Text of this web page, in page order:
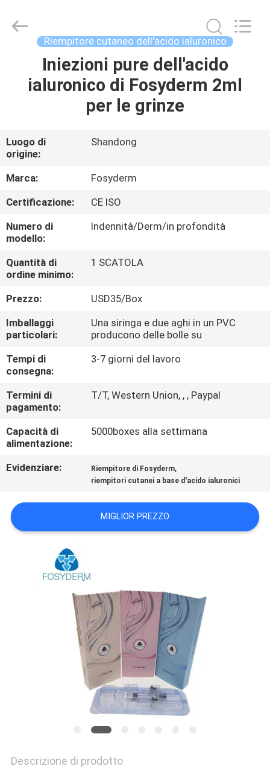
CASA.
SU
DI
NOI
VISITA
ALLA
FABBRICA
CONTROLLO
DELLA
QUALITÀ
CONTATTACI
NOTIZIE
UN
PREVENTIVO
SHOPPING
International
Trading
Riempitore cutaneo dell'acido ialuronico
Iniezioni pure dell'acido
ialuronico di Fosyderm 2ml
per le grinze
Luogo di
origine:
Shandong
Marca:
Fosyderm
Certificazione:
CE ISO
Numero di
modello:
Indennità/Derm/in profondità
Quantità di
ordine minimo:
1 SCATOLA
Prezzo:
USD35/Box
Imballaggi
particolari:
Una siringa e due aghi in un PVC
producono delle bolle su
Tempi di
consegna:
3-7 giorni del lavoro
Termini di
pagamento:
T/T, Western Union, , , Paypal
Capacità di
alimentazione:
5000boxes alla settimana
Evidenziare: Riempitore di Fosyderm,
riempitori cutanei a base d'acido ialuronici
MIGLIOR PREZZO
Descrizione di prodotto